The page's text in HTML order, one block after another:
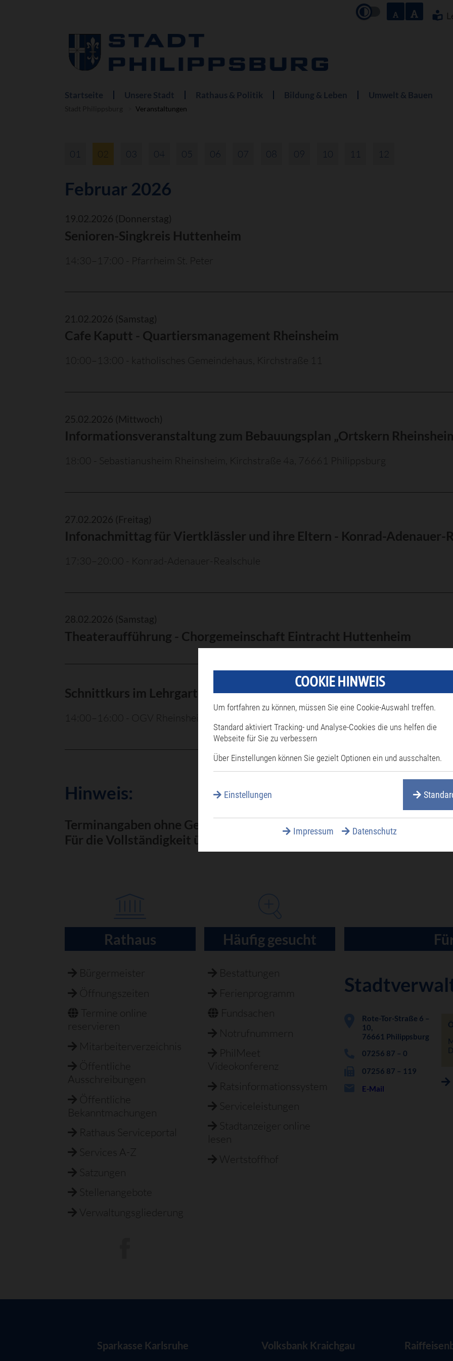
Navigation
überspringen
Startseite Unsere Stadt Rathaus & Politik Bildung & Leben Umwelt & Bauen
Veranstaltungen
01 03 04 05 06 07 08 09 10 11 12
Februar 2026
19.02.2026 (Donnerstag)
Senioren-Singkreis Huttenheim
14:30–17:00 - Pfarrheim St. Peter
21.02.2026 (Samstag)
Cafe Kaputt - Quartiersmanagement Rheinsheim
10:00–13:00 - katholisches Gemeindehaus, Kirchstraße 11
25.02.2026 (Mittwoch)
Informationsveranstaltung zum Bebauungsplan „Ortskern
18:00 - Sebastianusheim Rheinsheim, Kirchstraße 4a, 76661 Philippsburg
27.02.2026 (Freitag)
Infonachmittag für Viertklässler und ihre Eltern - Konrad-Adenauer-
17:30–20:00 - Konrad-Adenauer-Realschule
28.02.2026 (Samstag)
Theateraufführung - Chorgemeinschaft Eintracht Huttenheim
Schnittkurs im Lehrgarten - OGV Rheinsheim
14:00–16:00 - OGV Rheinsheim Lehrgarten
Hinweis:
Terminangaben ohne Gewähr! Änderungen vorbehalten.
Für die Vollständigkeit übernehmen wir keine Haftung.
Rathaus
Bürgermeister
Öffnungszeiten
Termine online
reservieren
Mitarbeiterverzeichnis
Öffentliche
Ausschreibungen
Öffentliche
Bekanntmachungen
Rathaus Serviceportal
Services A-Z
Satzungen
Stellenangebote
Verwaltungsgliederung
Häufig gesucht
Bestattungen
Ferienprogramm
Fundsachen
Notrufnummern
PhilMeet
Videokonferenz
Ratsinformationssystem
Serviceleistungen
Stadtanzeiger online
lesen
Wertstoffhof
Rote-Tor-Straße 6 –
10,
76661 Philippsburg
07256 87 – 0
07256 87 – 119
E-Mail
Sparkasse Karlsruhe Volksbank Kraichgau
COOKIE HINWEIS
Um fortfahren zu können, müssen Sie eine Cookie-Auswahl treffen.
Standard aktiviert Tracking- und Analyse-Cookies die uns helfen die
Webseite für Sie zu verbessern
Über Einstellungen können Sie gezielt Optionen ein und ausschalten.
Einstellungen
Impressum Datenschutz